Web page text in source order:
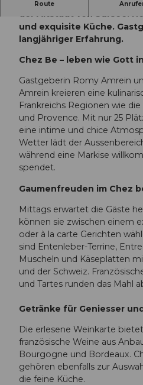
Route
der Altstadt von Sursee.
und exquisite Küche.
langjähriger Erfahrung.
Chez Be – leben wie Gott
Gastgeberin Romy Amrein
Amrein kreieren eine
Frankreichs Regionen wie
und Provence. Mit nur 25
eine intime und chice
Wetter lädt der
während eine Markise
spendet.
Gaumenfreuden im Chez
Mittags erwartet die Gäste
können sie zwischen einem
oder à la carte Gerichten
sind Entenleber-Terrine,
Muscheln und Käseplatten
und der Schweiz.
und Tartes runden das Mahl
Getränke für Geniesser
Die erlesene Weinkarte
französische Weine aus
Bourgogne und Bordeaux.
gehören ebenfalls zur
die feine Küche.